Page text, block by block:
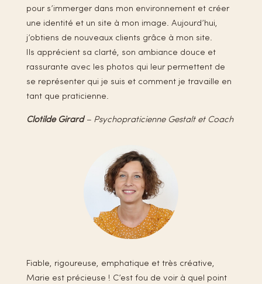
pour s’immerger dans mon environnement et créer
une identité et un site à mon image. Aujourd’hui,
j’obtiens de nouveaux clients grâce à mon site.
Ils apprécient sa clarté, son ambiance douce et
rassurante avec les photos qui leur permettent de
se représenter qui je suis et comment je travaille en
tant que praticienne.
Clotilde Girard– Psychopraticienne Gestalt et Coach
Fiable, rigoureuse, emphatique et très créative,
Marie est précieuse ! C’est fou de voir à quel point